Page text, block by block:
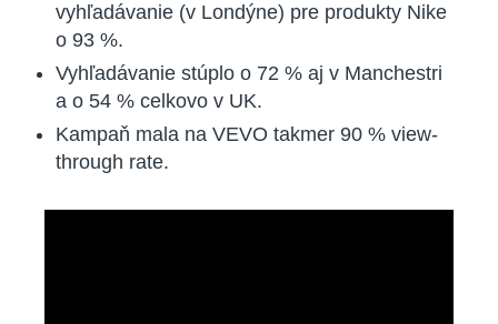
vyhľadávanie (v Londýne) pre produkty Nike
o 93 %.
Vyhľadávanie stúplo o 72 % aj v Manchestri
a o 54 % celkovo v UK.
Kampaň mala na VEVO takmer 90 % view-
through rate.